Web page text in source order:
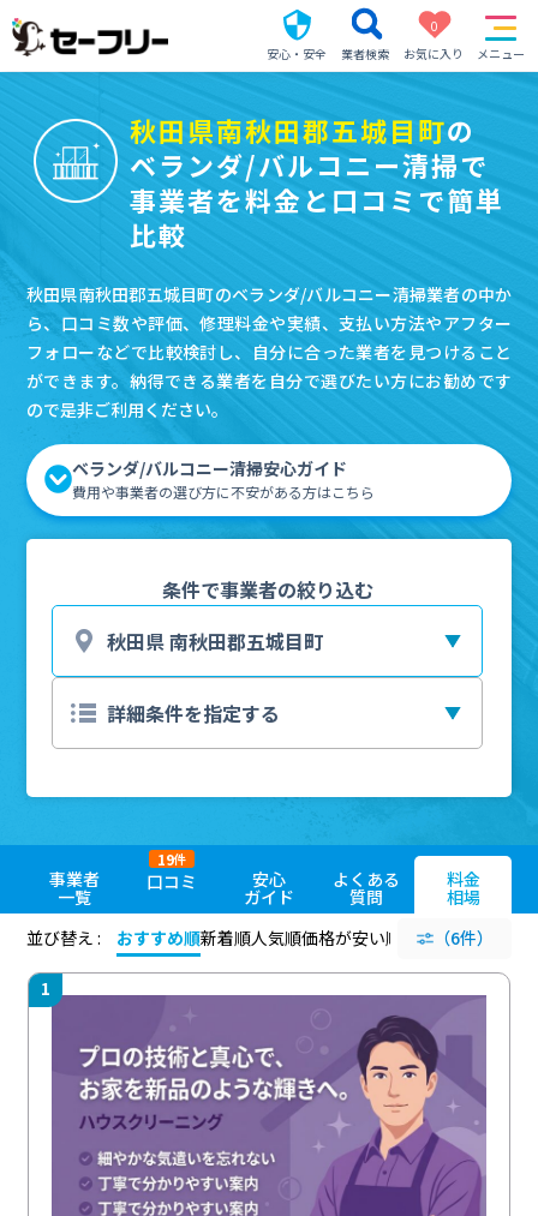
安心・安全 業者検索
0
お気に入り
メニュー
秋田県南秋田郡五城目町の
ベランダ/バルコニー清掃で
事業者を料金と口コミで簡単
比較
秋田県南秋田郡五城目町のベランダ/バルコニー清掃業者の中か
ら、口コミ数や評価、修理料金や実績、支払い方法やアフター
フォローなどで比較検討し、自分に合った業者を見つけること
ができます。納得できる業者を自分で選びたい方にお勧めです
ので是非ご利用ください。
ベランダ/バルコニー清掃安心ガイド
費用や事業者の選び方に不安がある方はこちら
条件で事業者の絞り込む
事業者
一覧
口コミ
19件
安心
ガイド
よくある
質問
料金
相場
並び替え :
おすすめ順新着順人気順価格が安い順 評価が高い順
（6件）
1